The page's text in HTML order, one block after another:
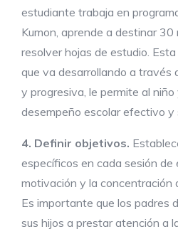
estudiante trabaja en
Kumon, aprende a destinar 30
resolver hojas de estudio.
que va desarrollando a través
y progresiva, le permite al
desempeño escolar efectivo y
4. Definir objetivos.
específicos en cada sesión de
motivación y la concentración
Es importante que los padres
sus hijos a prestar atención a